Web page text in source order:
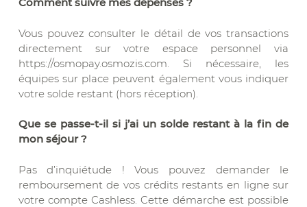
Comment suivre mes dépenses ?
Vous pouvez consulter le détail de vos transactions
directement sur votre espace personnel via
https://osmopay.osmozis.com. Si nécessaire, les
équipes sur place peuvent également vous indiquer
votre solde restant (hors réception).
Que se passe-t-il si j’ai un solde restant à la fin de
mon séjour ?
Pas d’inquiétude ! Vous pouvez demander le
remboursement de vos crédits restants en ligne sur
votre compte Cashless. Cette démarche est possible